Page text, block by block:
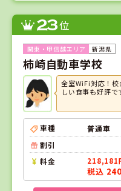
23位
新潟県
柿崎自動車学校
全室WiFi対応！
しい食事も好評で
車種
普通車
割引
料金
218,181
税込